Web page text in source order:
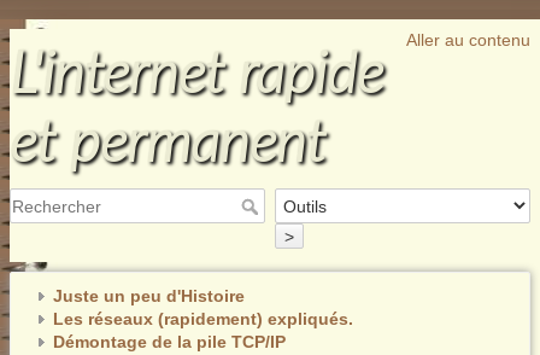
Aller au contenu
L'internet rapide
et permanent
>
Juste un peu d'Histoire
Les réseaux (rapidement) expliqués.
Démontage de la pile TCP/IP